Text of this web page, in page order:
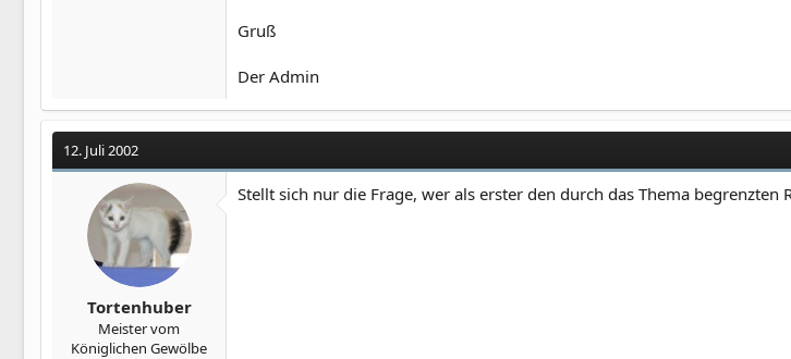
Gruß
Der Admin
12. Juli 2002
Tortenhuber
Meister vom
Königlichen Gewölbe
Stellt sich nur die Frage, wer als erster den durch das Thema begrenzten